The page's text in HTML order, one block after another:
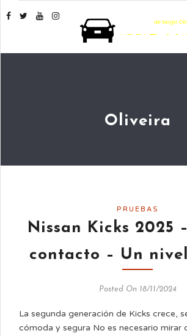
Oliveira
PRUEBAS
Nissan Kicks 2025
contacto – Un
Posted On 18/11/2024
La segunda generación de Kicks crece,
cómoda y segura No es necesario mirar